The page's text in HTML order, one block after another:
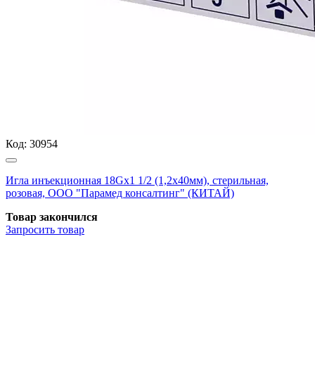
Код: 30954
Игла инъекционная 18Gх1 1/2 (1,2х40мм), стерильная,
розовая, ООО "Парамед консалтинг" (КИТАЙ)
Товар закончился
Запросить товар